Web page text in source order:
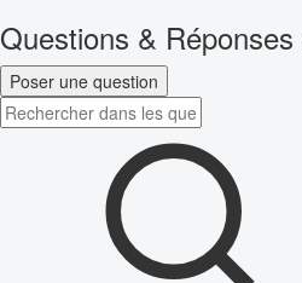
Questions &
Poser une question